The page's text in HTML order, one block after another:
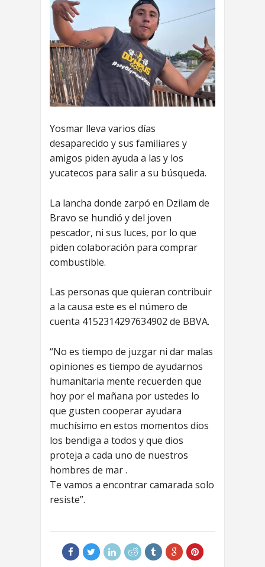
Yosmar lleva varios días
desaparecido y sus familiares y
amigos piden ayuda a las y los
yucatecos para salir a su búsqueda.
La lancha donde zarpó en Dzilam de
Bravo se hundió y del joven
pescador, ni sus luces, por lo que
piden colaboración para comprar
combustible.
Las personas que quieran contribuir
a la causa este es el número de
cuenta 4152314297634902 de BBVA.
“No es tiempo de juzgar ni dar malas
opiniones es tiempo de ayudarnos
humanitaria mente recuerden que
hoy por el mañana por ustedes lo
que gusten cooperar ayudara
muchísimo en estos momentos dios
los bendiga a todos y que dios
proteja a cada uno de nuestros
hombres de mar .
Te vamos a encontrar camarada solo
resiste”.